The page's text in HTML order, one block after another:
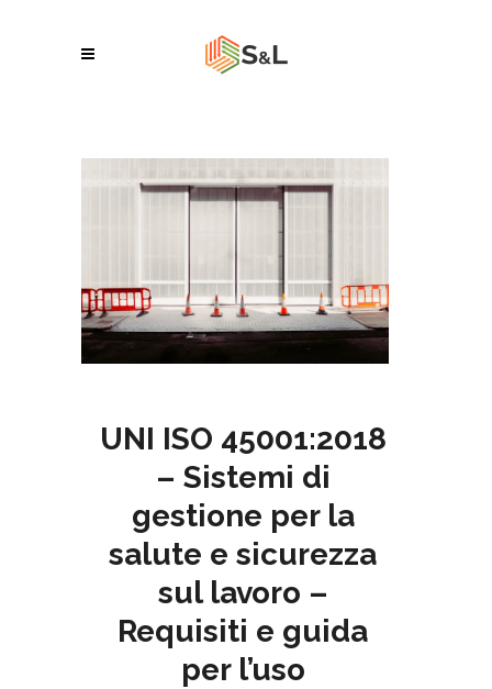
UNI ISO 45001:2018
– Sistemi di
gestione per la
salute e sicurezza
sul lavoro –
Requisiti e guida
per l’uso